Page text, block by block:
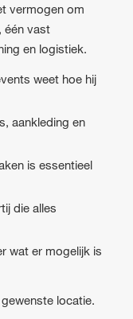
vermogen om
één vast
en logistiek.
weet hoe hij
aankleding en
is essentieel
die alles
wat er mogelijk is
locatie.